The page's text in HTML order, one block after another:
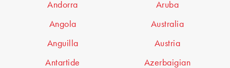
Andorra
Angola
Anguilla
Antartide
Aruba
Australia
Austria
Azerbaigian